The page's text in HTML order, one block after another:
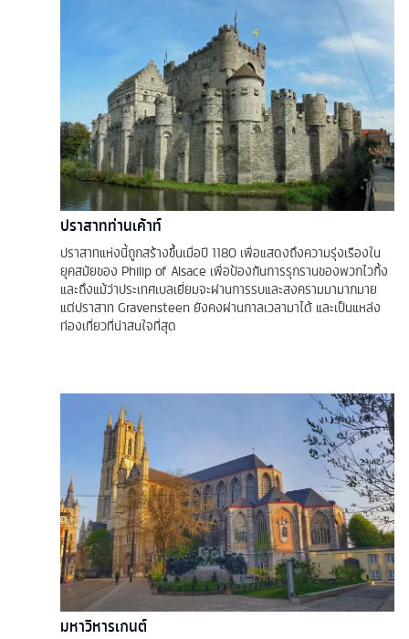
ปราสาทท่านเค้าท์
ปราสาทแห่งนี้ถูกสร้างขึ้นเมื่อปี 1180 เพื่อแสดงถึงความรุ่งเรืองใน
ยุคสมัยของ Philip of Alsace เพื่อป้องกันการรุกรานของพวกไวกิ้ง
และถึงแม้ว่าประเทศเบลเยี่ยมจะผ่านการรบและสงครามมามากมาย
แต่ปราสาท Gravensteen ยังคงผ่านกาลเวลามาได้ และเป็นแหล่ง
ท่องเที่ยวที่น่าสนใจที่สุด
มหาวิหารเกนต์